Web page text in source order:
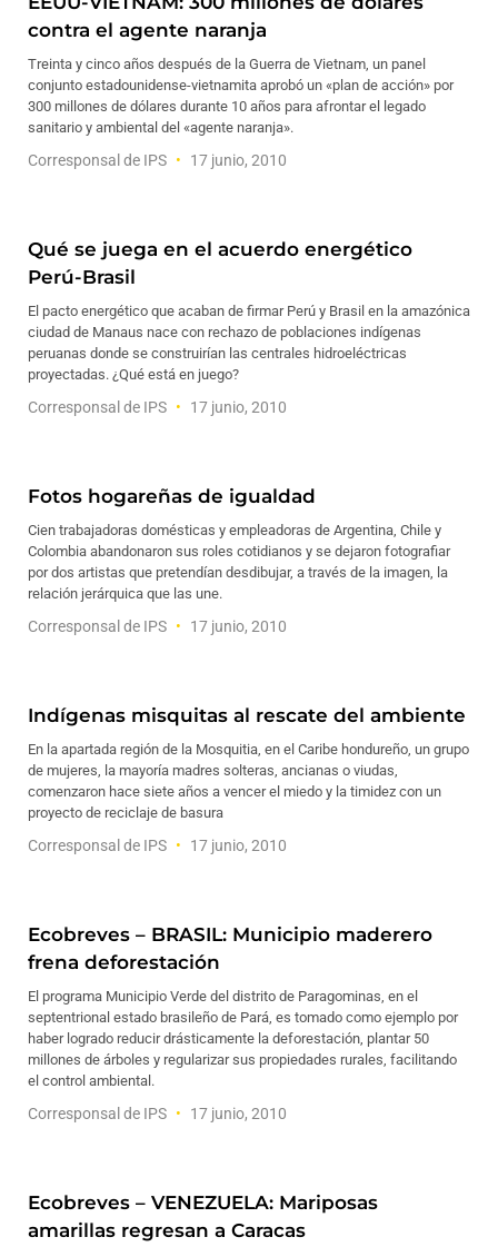
contra el agente naranja
Treinta y cinco años después de la Guerra de Vietnam, un panel
conjunto estadounidense-vietnamita aprobó un «plan de acción» por
300 millones de dólares durante 10 años para afrontar el legado
sanitario y ambiental del «agente naranja».
Corresponsal de IPS 17 junio, 2010
Qué se juega en el acuerdo energético
Perú-Brasil
El pacto energético que acaban de firmar Perú y Brasil en la amazónica
ciudad de Manaus nace con rechazo de poblaciones indígenas
peruanas donde se construirían las centrales hidroeléctricas
proyectadas. ¿Qué está en juego?
Corresponsal de IPS 17 junio, 2010
Fotos hogareñas de igualdad
Cien trabajadoras domésticas y empleadoras de Argentina, Chile y
Colombia abandonaron sus roles cotidianos y se dejaron fotografiar
por dos artistas que pretendían desdibujar, a través de la imagen, la
relación jerárquica que las une.
Corresponsal de IPS 17 junio, 2010
Indígenas misquitas al rescate del ambiente
En la apartada región de la Mosquitia, en el Caribe hondureño, un grupo
de mujeres, la mayoría madres solteras, ancianas o viudas,
comenzaron hace siete años a vencer el miedo y la timidez con un
proyecto de reciclaje de basura
Corresponsal de IPS 17 junio, 2010
Ecobreves – BRASIL: Municipio maderero
frena deforestación
El programa Municipio Verde del distrito de Paragominas, en el
septentrional estado brasileño de Pará, es tomado como ejemplo por
haber logrado reducir drásticamente la deforestación, plantar 50
millones de árboles y regularizar sus propiedades rurales, facilitando
el control ambiental.
Corresponsal de IPS 17 junio, 2010
Ecobreves – VENEZUELA: Mariposas
amarillas regresan a Caracas